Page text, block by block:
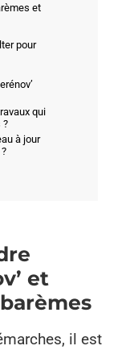
et
pour
qui
?
à jour
et
il est